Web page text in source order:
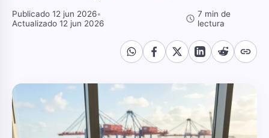
Publicado 12 jun 2026•
Actualizado 12 jun 2026
schedule 7 min de
lectura
link